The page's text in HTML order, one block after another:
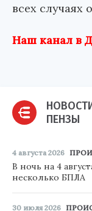
всех случаях
Наш канал в
ПЕНЗЫ
4 августа 2026
В ночь на 4
несколько БПЛА
30 июля 2026